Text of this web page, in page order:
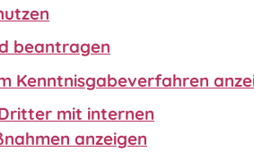
beantragen
Kenntnisgabeverfahren
mit internen
anzeigen